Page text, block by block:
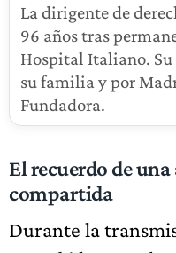
La dirigente de
96 años tras
Hospital Italiano.
su familia y por
Fundadora.
El recuerdo de
compartida
Durante la